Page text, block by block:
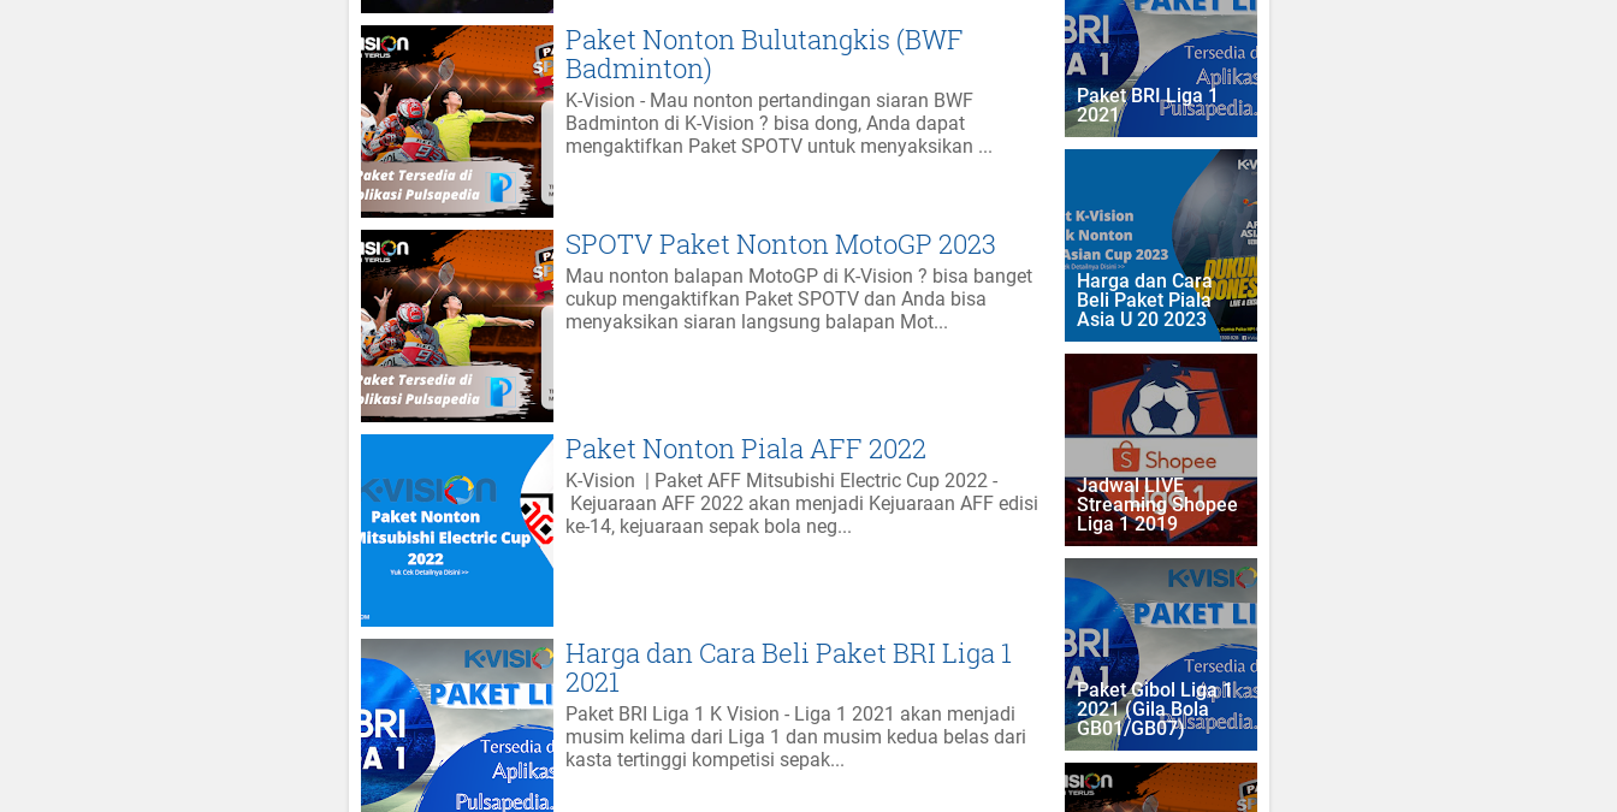
Paket Nonton Bulutangkis (BWF
Badminton)
K-Vision - Mau nonton pertandingan siaran BWF
Badminton di K-Vision ? bisa dong, Anda dapat
mengaktifkan Paket SPOTV untuk menyaksikan ...
SPOTV Paket Nonton MotoGP 2023
Mau nonton balapan MotoGP di K-Vision ? bisa banget
cukup mengaktifkan Paket SPOTV dan Anda bisa
menyaksikan siaran langsung balapan Mot...
Paket Nonton Piala AFF 2022
K-Vision | Paket AFF Mitsubishi Electric Cup 2022 -
Kejuaraan AFF 2022 akan menjadi Kejuaraan AFF edisi
ke-14, kejuaraan sepak bola neg...
Harga dan Cara Beli Paket BRI Liga 1
2021
Paket BRI Liga 1 K Vision - Liga 1 2021 akan menjadi
musim kelima dari Liga 1 dan musim kedua belas dari
kasta tertinggi kompetisi sepak...
Paket BRI Liga 1
2021
Harga dan Cara
Beli Paket Piala
Asia U 20 2023
Jadwal LIVE
Streaming Shopee
Liga 1 2019
Paket Gibol Liga 1
2021 (Gila Bola
GB01/GB07)